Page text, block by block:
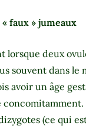
faux » jumeaux
deux
souvent dans le
avoir un âge
(ce qui